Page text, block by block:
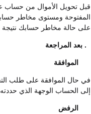
المفتوحة ومستوى مخاطر
على حالة مخاطر حسابك نتيجة
في حال الموافقة على طلب
إلى الحساب الوجهة الذي حددته.